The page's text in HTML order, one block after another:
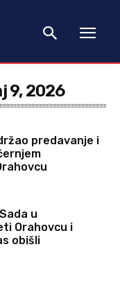
9, 2026
predavanje i
u
Orahovcu i
obišli